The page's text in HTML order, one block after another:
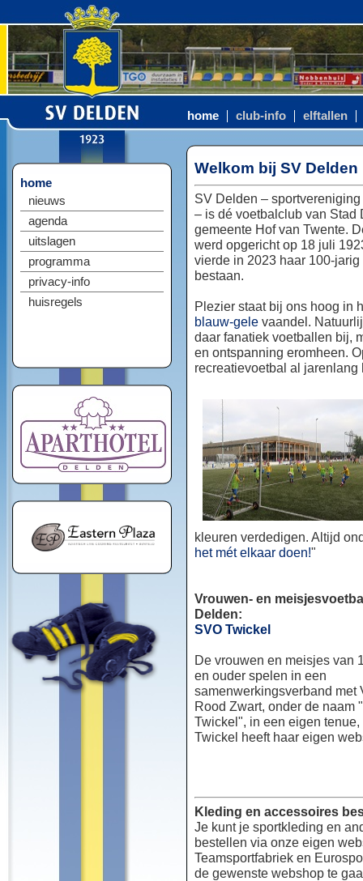
home club-info elftallen
home
nieuws
agenda
uitslagen
programma
privacy-info
huisregels
Welkom bij SV Delden
SV Delden –
– is dé voetbalclub van Stad
gemeente Hof van Twente.
werd opgericht op 18 juli
vierde in 2023 haar 100-jarig
bestaan.
Plezier staat bij ons hoog in
blauw-gele vaandel.
daar fanatiek voetballen bij,
en ontspanning eromheen.
recreatievoetbal al jarenlang
kleuren verdedigen. Altijd
het mét elkaar doen!"
Vrouwen- en
Delden:
SVO Twickel
De vrouwen en meisjes van
en ouder spelen in een
samenwerkingsverband met
Rood Zwart, onder de naam
Twickel", in een eigen
Twickel heeft haar eigen
Kleding en accessoires
Je kunt je sportkleding en
bestellen via onze eigen
Teamsportfabriek en
de gewenste webshop te